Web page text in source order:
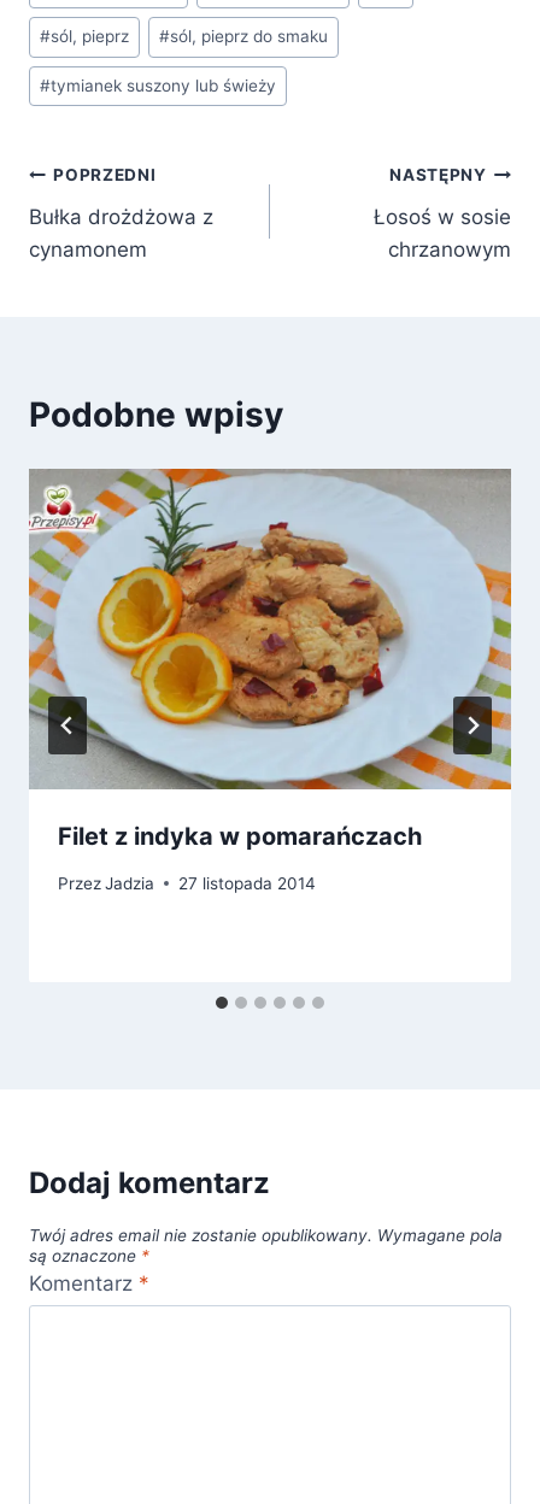
#sól, pieprz #sól, pieprz do smaku
#tymianek suszony lub świeży
Nawigacja
wpisu
POPRZEDNI
Bułka drożdżowa z
cynamonem
NASTĘPNY
Łosoś w sosie
chrzanowym
Podobne wpisy
Filet z indyka w pomarańczach
PrzezJadzia 27 listopada 2014
Dodaj komentarz
Twój adres email nie zostanie opublikowany. Wymagane pola
są oznaczone *
Komentarz *